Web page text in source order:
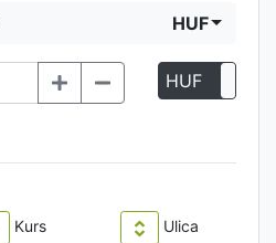
HUF
HUF
Kurs Ulica